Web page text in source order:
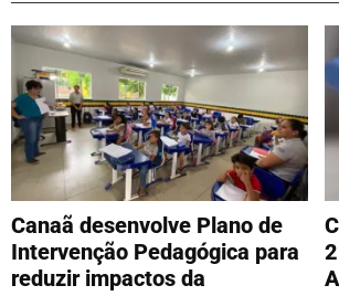
Canaã desenvolve Plano de
Intervenção Pedagógica para
reduzir impactos da